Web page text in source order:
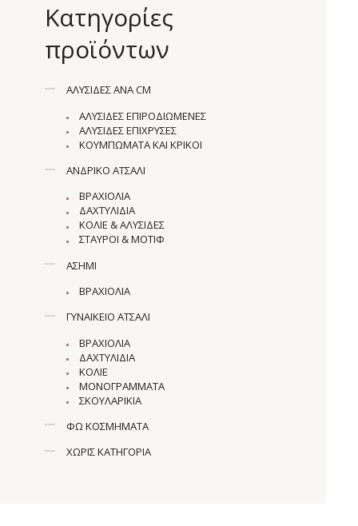
Κατηγορίες
προϊόντων
ΑΛΥΣΊΔΕΣ ΑΝΆ CM
ΑΛΥΣΊΔΕΣ ΕΠΙΡΟΔΙΩΜΈΝΕΣ
ΑΛΥΣΊΔΕΣ ΕΠΊΧΡΥΣΕΣ
ΚΟΥΜΠΏΜΑΤΑ ΚΑΙ ΚΡΊΚΟΙ
ΑΝΔΡΙΚΌ ΑΤΣΆΛΙ
ΒΡΑΧΙΌΛΙΑ
ΔΑΧΤΥΛΊΔΙΑ
ΚΟΛΙΈ & ΑΛΥΣΊΔΕΣ
ΣΤΑΥΡΟΊ & ΜΟΤΊΦ
ΑΣΉΜΙ
ΒΡΑΧΙΌΛΙΑ
ΓΥΝΑΙΚΕΊΟ ΑΤΣΆΛΙ
ΒΡΑΧΙΌΛΙΑ
ΔΑΧΤΥΛΊΔΙΑ
ΚΟΛΙΈ
ΜΟΝΟΓΡΆΜΜΑΤΑ
ΣΚΟΥΛΑΡΊΚΙΑ
ΦΩ ΚΟΣΜΉΜΑΤΑ
ΧΩΡΊΣ ΚΑΤΗΓΟΡΊΑ